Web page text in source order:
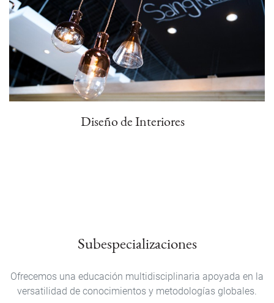
Diseño de Interiores
Subespecializaciones
Ofrecemos una educación multidisciplinaria apoyada en la
versatilidad de conocimientos y metodologías globales.